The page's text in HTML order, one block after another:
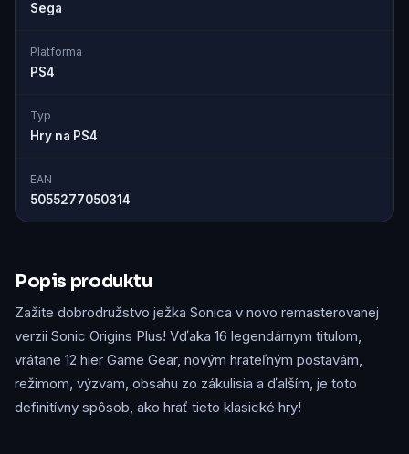
Sega
Platforma
PS4
Typ
Hry na PS4
EAN
5055277050314
Popis produktu
Zažite dobrodružstvo ježka Sonica v novo remasterovanej
verzii Sonic Origins Plus! Vďaka 16 legendárnym titulom,
vrátane 12 hier Game Gear, novým hrateľným postavám,
režimom, výzvam, obsahu zo zákulisia a ďalším, je toto
definitívny spôsob, ako hrať tieto klasické hry!